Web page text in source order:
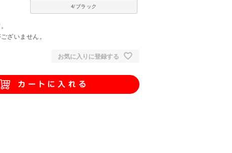
4/ブラック
ざいません。
お気に入りに登録する